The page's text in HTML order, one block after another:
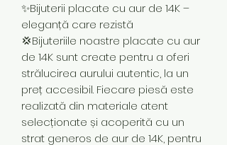
✨Bijuterii placate cu aur de 14K –
eleganță care rezistă
💢Bijuteriile noastre placate cu aur
de 14K sunt create pentru a oferi
strălucirea aurului autentic, la un
preț accesibil. Fiecare piesă este
realizată din materiale atent
selecționate și acoperită cu un
strat generos de aur de 14K, pentru